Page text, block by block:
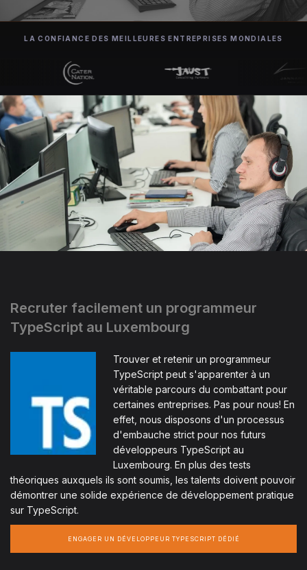
LA CONFIANCE DES MEILLEURES ENTREPRISES MONDIALES
Recruter facilement un programmeur
TypeScript au Luxembourg
Trouver et retenir un programmeur
TypeScript peut s'apparenter à un
véritable parcours du combattant pour
certaines entreprises. Pas pour nous! En
effet, nous disposons d'un processus
d'embauche strict pour nos futurs
développeurs TypeScript au
Luxembourg. En plus des tests
théoriques auxquels ils sont soumis, les talents doivent pouvoir
démontrer une solide expérience de développement pratique
sur TypeScript.
ENGAGER UN DÉVELOPPEUR TYPESCRIPT DÉDIÉ